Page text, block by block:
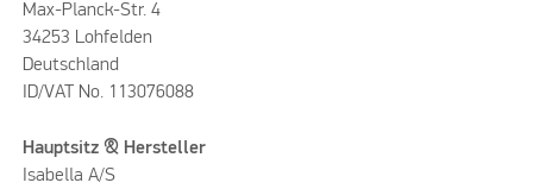
Max-Planck-Str. 4
34253 Lohfelden
Deutschland
ID/VAT No. 113076088
Hauptsitz & Hersteller
Isabella A/S